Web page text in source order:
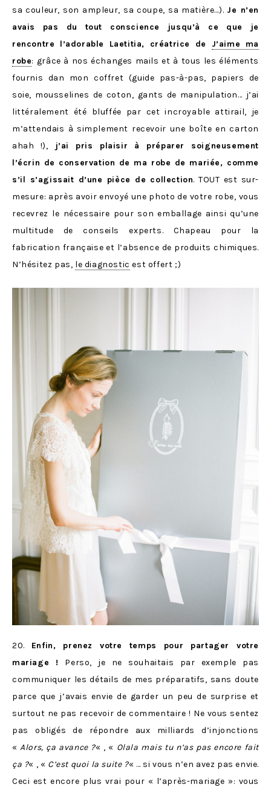
sa couleur, son ampleur, sa coupe, sa matière…). Je n’en
avais pas du tout conscience jusqu’à ce que je
rencontre l’adorable Laetitia, créatrice de J’aime ma
robe: grâce à nos échanges mails et à tous les éléments
fournis dan mon coffret (guide pas-à-pas, papiers de
soie, mousselines de coton, gants de manipulation… j’ai
littéralement été bluffée par cet incroyable attirail, je
m’attendais à simplement recevoir une boîte en carton
ahah !), j’ai pris plaisir à préparer soigneusement
l’écrin de conservation de ma robe de mariée, comme
s’il s’agissait d’une pièce de collection. TOUT est sur-
mesure: après avoir envoyé une photo de votre robe, vous
recevrez le nécessaire pour son emballage ainsi qu’une
multitude de conseils experts. Chapeau pour la
fabrication française et l’absence de produits chimiques.
N’hésitez pas, le diagnostic est offert ;)
20. Enfin, prenez votre temps pour partager votre
mariage !
Perso, je ne souhaitais par exemple pas
communiquer les détails de mes préparatifs, sans doute
parce que j’avais envie de garder un peu de surprise et
surtout ne pas recevoir de commentaire ! Ne vous sentez
pas obligés de répondre aux milliards d’injonctions
«Alors, ça avance ?« , « Olala mais tu n’as pas encore fait
ça ?« , « C’est quoi la suite ?« … si vous n’en avez pas envie.
Ceci est encore plus vrai pour « l’après-mariage »: vous